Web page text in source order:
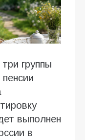
группы
выполнен
в